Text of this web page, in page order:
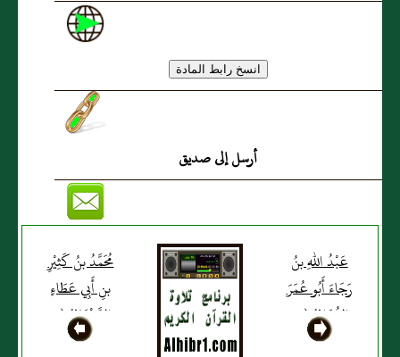
أرسل إلى صديق
عَبْدُ اللهِ بنُ
رَجَاءَ أَبُو عُمَرَ
الغُدَانِيُّ (خ،
س، ق)
مُحَمَّدُ بنُ كَثِيْرِ
بنِ أَبِي عَطَاءٍ
الصَّنْعَانِيُّ (د،
ت، س)